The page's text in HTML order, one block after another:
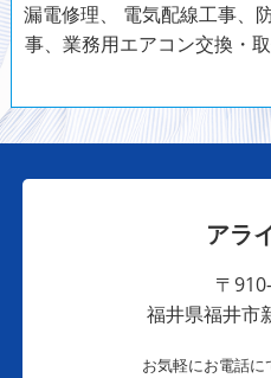
漏電修理、 電気配線工事、
事、業務用エアコン交換・
アラ
〒
福井県福井市
お気軽にお電話